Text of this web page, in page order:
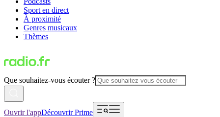
Sport en direct
À proximité
Genres musicaux
Thèmes
Que souhaitez-vous écouter ?
Ouvrir l'appDécouvrir Prime